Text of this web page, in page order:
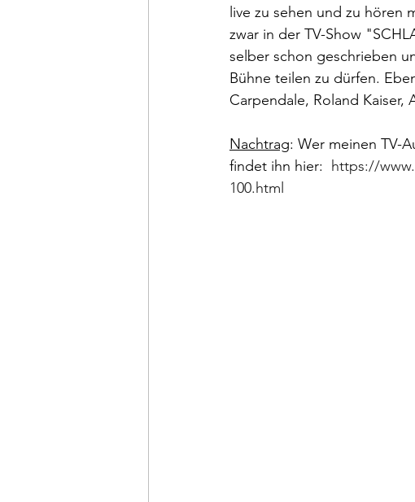
live zu sehen und zu hören
zwar in der TV-Show
selber schon geschrieben
Bühne teilen zu dürfen.
Carpendale, Roland Kaiser,
Nachtrag: Wer meinen TV-
findet ihn hier: https://
100.html